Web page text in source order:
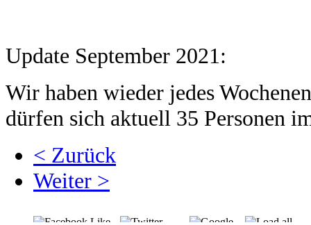
Update September 2021:
Wir haben wieder jedes
dürfen sich aktuell 35 Personen
< Zurück
Weiter >